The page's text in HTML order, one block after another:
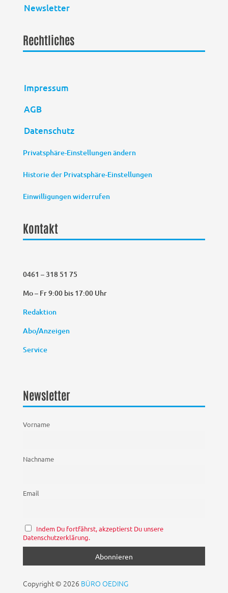
Newsletter
Rechtliches
Impressum
AGB
Datenschutz
Privatsphäre-Einstellungen ändern
Historie der Privatsphäre-Einstellungen
Einwilligungen widerrufen
Kontakt
0461 – 318 51 75
Mo – Fr 9:00 bis 17:00 Uhr
Redaktion
Abo/Anzeigen
Service
Newsletter
Vorname
Nachname
Email
Indem Du fortfährst, akzeptierst Du unsere
Datenschutzerklärung.
Copyright © 2026 BÜRO OEDING